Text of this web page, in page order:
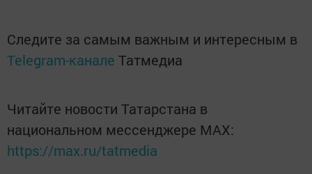
Следите за самым важным и интересным в
Telegram-канале Татмедиа
Читайте новости Татарстана в
национальном мессенджере MАХ:
https://max.ru/tatmedia